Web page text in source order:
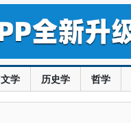
文学 历史学 哲学